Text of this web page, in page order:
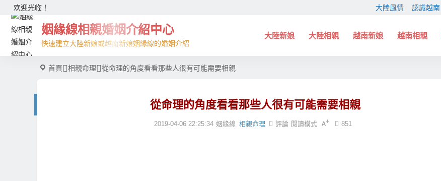
欢迎光临！ 大陸風情 認識越南
姻緣線相親婚姻介紹中心
快速建立大陸新娘或越南新娘姻緣線的婚姻介紹
大陸新娘 大陸相親 越南新娘 越南相親
首頁 相親命理 從命理的角度看看那些人很有可能需要相親
從命理的角度看看那些人很有可能需要相親
2019-04-06 22:25:34 姻緣線 相親命理 評論 851
閱讀模式